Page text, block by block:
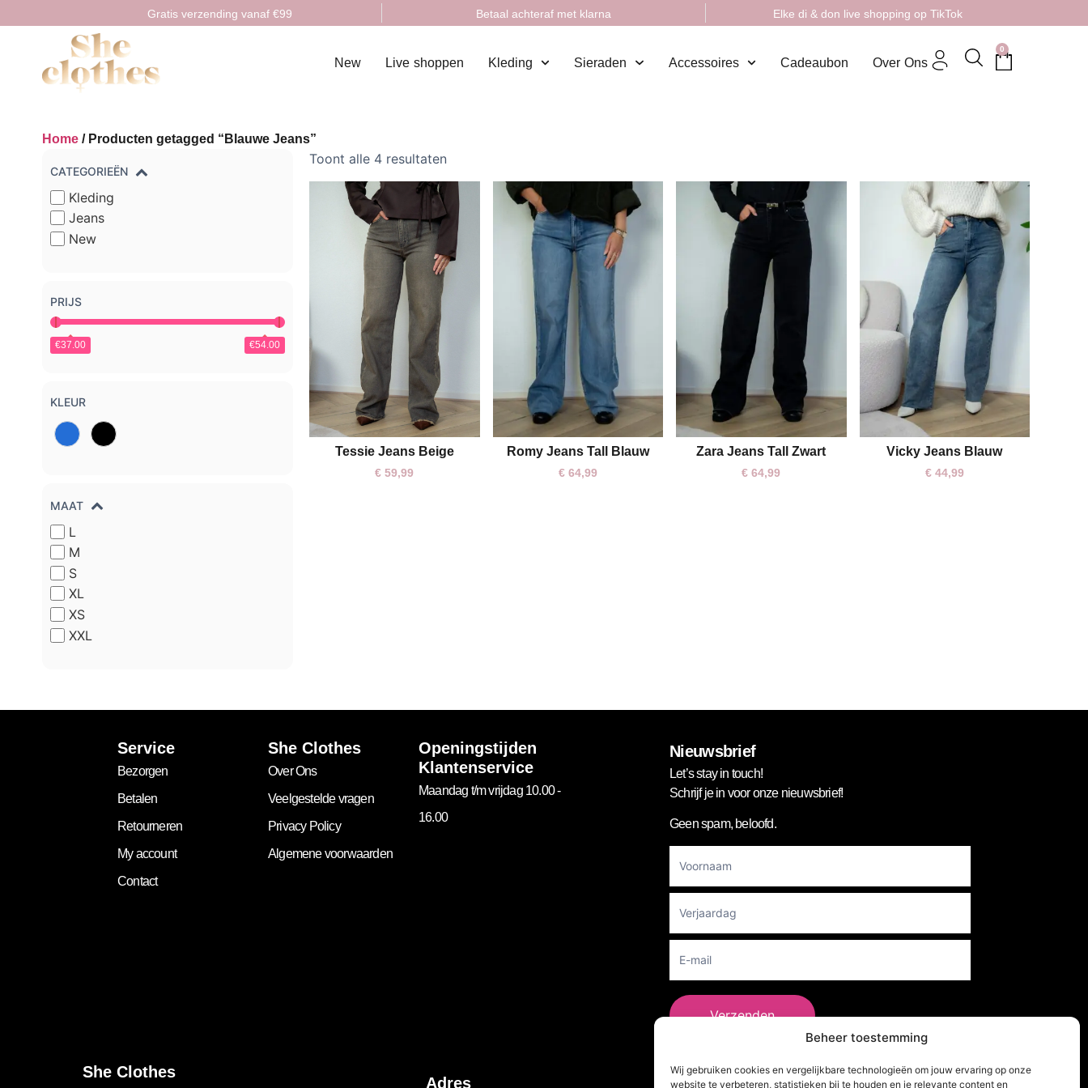
Beheer toestemming
Wij gebruiken cookies en vergelijkbare technologieën om jouw ervaring op onze
website te verbeteren, statistieken bij te houden en je relevante content en
Gratis verzending vanaf €99 Betaal achteraf met klarna Elke di & don live shopping op TikTok
New Live shoppen Kleding Sieraden Accessoires Cadeaubon Over Ons
0
Home / Producten getagged “Blauwe Jeans”
CATEGORIEËN
Kleding
Jeans
New
PRIJS
€37.00 €54.00
KLEUR
MAAT
L
M
S
XL
XS
XXL
Toont alle 4 resultaten
XS S M L XL
Tessie Jeans Beige
€ 59,99
XS S M L XL
Romy Jeans Tall Blauw
€64,99
XS S M L
Zara Jeans Tall Zwart
€ 64,99
M L XL
Vicky Jeans Blauw
€44,99
Service
Bezorgen
Betalen
Retourneren
My account
Contact
She Clothes
Over Ons
Veelgestelde vragen
Privacy Policy
Algemene voorwaarden
Openingstijden
Klantenservice
Maandag t/m vrijdag 10.00 -
16.00
Nieuwsbrief
Let’s stay in touch!
Schrijf je in voor onze nieuwsbrief!
Geen spam, beloofd.
Newsletter
Verzenden
She Clothes
Adres Volg Ons!